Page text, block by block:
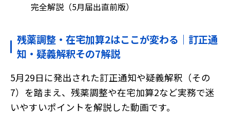
完全解説（5月届出直前版）
残薬調整・在宅加算2はここが変わる｜訂正通
知・疑義解釈その7解説
5月29日に発出された訂正通知や疑義解釈（その
7）を踏まえ、残薬調整や在宅加算2など実務で迷
いやすいポイントを解説した動画です。